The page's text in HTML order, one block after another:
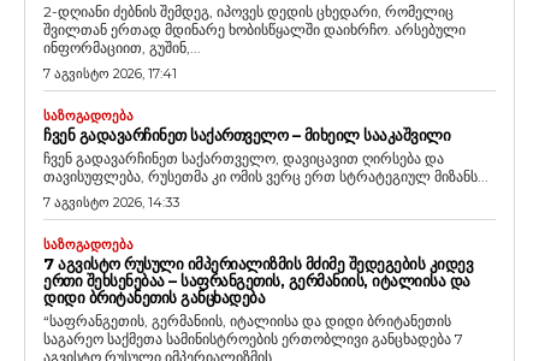
2-დღიანი ძებნის შემდეგ, იპოვეს დედის ცხედარი, რომელიც
შვილთან ერთად მდინარე ხობისწყალში დაიხრჩო. არსებული
ინფორმაციით, გუშინ,...
7 აგვისტო 2026, 17:41
ᲡᲐᲖᲝᲒᲐᲓᲝᲔᲑᲐ
ᲩᲕᲔᲜ ᲒᲐᲓᲐᲕᲐᲠᲩᲘᲜᲔᲗ ᲡᲐᲥᲐᲠᲗᲕᲔᲚᲝ – ᲛᲘᲮᲔᲘᲚ ᲡᲐᲐᲙᲐᲨᲕᲘᲚᲘ
ჩვენ გადავარჩინეთ საქართველო, დავიცავით ღირსება და
თავისუფლება, რუსეთმა კი ომის ვერც ერთ სტრატეგიულ მიზანს...
7 აგვისტო 2026, 14:33
ᲡᲐᲖᲝᲒᲐᲓᲝᲔᲑᲐ
7 ᲐᲒᲕᲘᲡᲢᲝ ᲠᲣᲡᲣᲚᲘ ᲘᲛᲞᲔᲠᲘᲐᲚᲘᲖᲛᲘᲡ ᲛᲫᲘᲛᲔ ᲨᲔᲓᲔᲒᲔᲑᲘᲡ ᲙᲘᲓᲔᲕ
ᲔᲠᲗᲘ ᲨᲔᲮᲡᲔᲜᲔᲑᲐᲐ – ᲡᲐᲤᲠᲐᲜᲒᲔᲗᲘᲡ, ᲒᲔᲠᲛᲐᲜᲘᲘᲡ, ᲘᲢᲐᲚᲘᲘᲡᲐ ᲓᲐ
ᲓᲘᲓᲘ ᲑᲠᲘᲢᲐᲜᲔᲗᲘᲡ ᲒᲐᲜᲪᲮᲐᲓᲔᲑᲐ
“საფრანგეთის, გერმანიის, იტალიისა და დიდი ბრიტანეთის
საგარეო საქმეთა სამინისტროების ერთობლივი განცხადება 7
აგვისტო რუსული იმპერიალიზმის...